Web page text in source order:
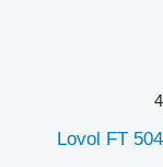
4
Lovol FT 504